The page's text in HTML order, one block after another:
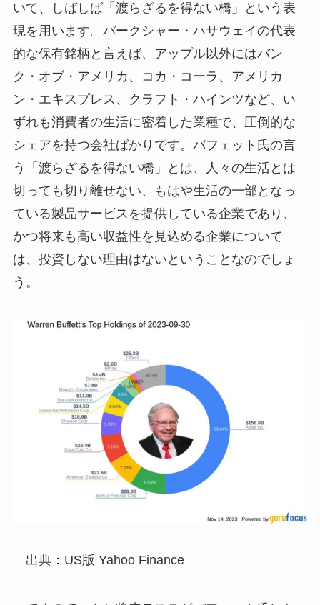
いて、しばしば「渡らざるを得ない橋」という表
現を用います。バークシャー・ハサウェイの代表
的な保有銘柄と言えば、アップル以外にはバン
ク・オブ・アメリカ、コカ・コーラ、アメリカ
ン・エキスプレス、クラフト・ハインツなど、い
ずれも消費者の生活に密着した業種で、圧倒的な
シェアを持つ会社ばかりです。バフェット氏の言
う「渡らざるを得ない橋」とは、人々の生活とは
切っても切り離せない、もはや生活の一部となっ
ている製品サービスを提供している企業であり、
かつ将来も高い収益性を見込める企業について
は、投資しない理由はないということなのでしょ
う。
出典：US版 Yahoo Finance